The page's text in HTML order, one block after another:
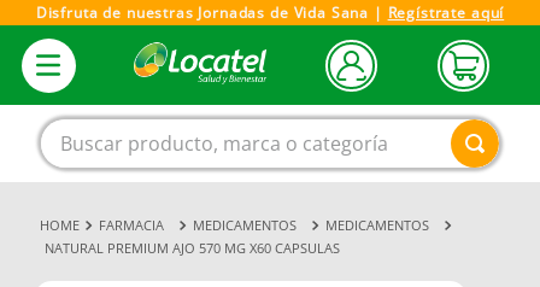
Disfruta de nuestras Jornadas de Vida Sana | Regístrate aquí
Buscar producto, marca o categoría
FARMACIA MEDICAMENTOS
MEDICAMENTOS
NATURAL PREMIUM AJO 570 MG X60 CAPSULAS
1.
magnesio